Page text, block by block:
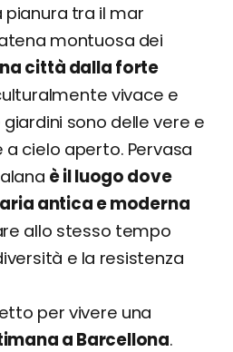
Nou e Museo del
a Barcellona
tra il mar
montuosa dei
città dalla forte
vivace e
sono delle vere e
cielo aperto. Pervasa
è il luogo dove
antica e moderna
allo stesso tempo
e la resistenza
per vivere una
a Barcellona.